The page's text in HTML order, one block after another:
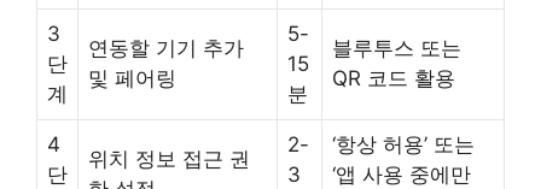
3
단
계
연동할 기기 추가
및 페어링
5-
15
분
블루투스 또는
QR 코드 활용
4
단
위치 정보 접근 권
2-
3
‘항상 허용’ 또는
‘앱 사용 중에만